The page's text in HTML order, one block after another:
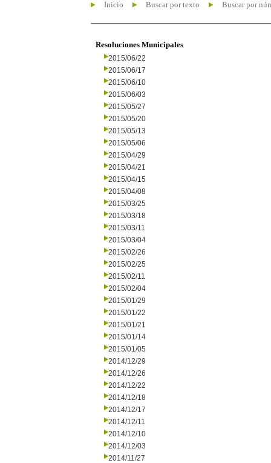
Inicio Buscar por texto Buscar por
Resoluciones Municipales
2015/06/22
2015/06/17
2015/06/10
2015/06/03
2015/05/27
2015/05/20
2015/05/13
2015/05/06
2015/04/29
2015/04/21
2015/04/15
2015/04/08
2015/03/25
2015/03/18
2015/03/11
2015/03/04
2015/02/26
2015/02/25
2015/02/11
2015/02/04
2015/01/29
2015/01/22
2015/01/21
2015/01/14
2015/01/05
2014/12/29
2014/12/26
2014/12/22
2014/12/18
2014/12/17
2014/12/11
2014/12/10
2014/12/03
2014/11/27